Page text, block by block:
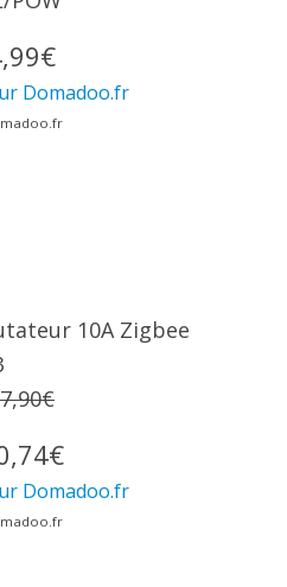
Domadoo.fr
10A Zigbee
Domadoo.fr